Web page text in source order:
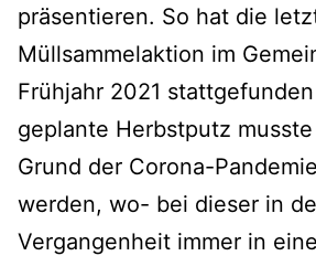
präsentieren. So hat die
Müllsammelaktion im
Frühjahr 2021
geplante Herbstputz
Grund der Corona-
werden, wo- bei dieser in
Vergangenheit immer in